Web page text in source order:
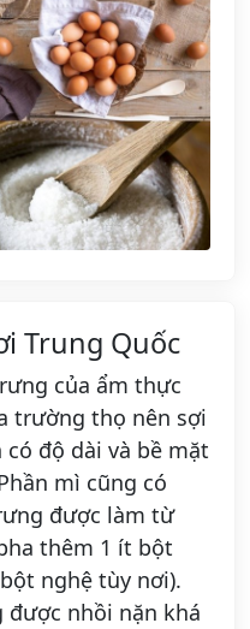
Trung Quốc
của ẩm thực
trường thọ nên sợi
độ dài và bề mặt
mì cũng có
được làm từ
thêm 1 ít bột
nghệ tùy nơi).
được nhồi nặn khá